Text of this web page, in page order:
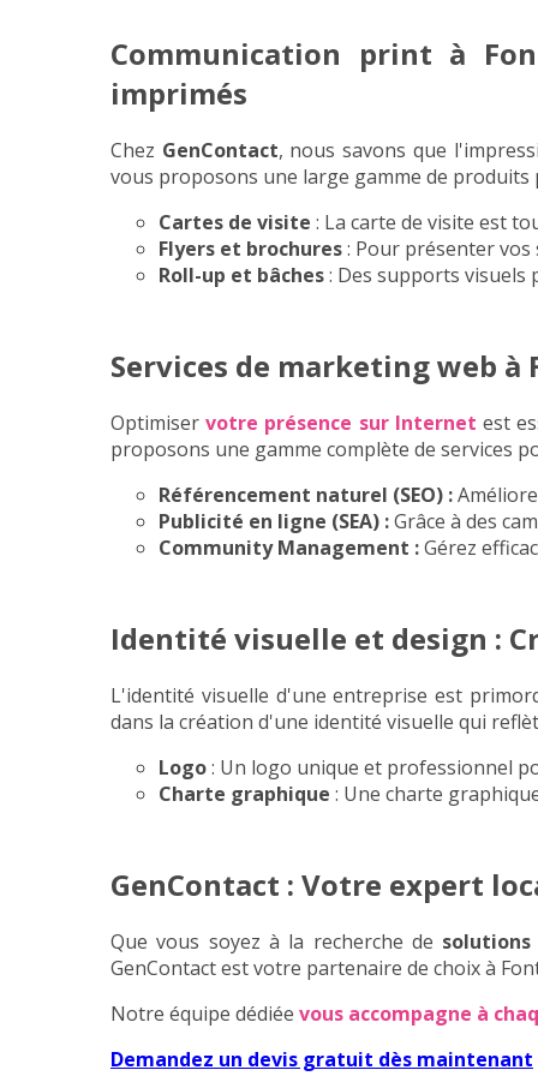
Communication print à
imprimés
Chez GenContact, nous savons que
vous proposons une large gamme de
Cartes de visite : La carte de visite est
Flyers et brochures: Pour présenter
Roll-up et bâches: Des supports visuels
Services de marketing web
Optimiservotre présence sur Internet est
proposons une gamme complète de services
Référencement naturel (SEO) :
Publicité en ligne (SEA) :Grâce à des
Community Management :Gérez
Identité visuelle et design :
L'identité visuelle d'une entreprise est
dans la création d'une identité visuelle qui
Logo: Un logo unique et professionnel
Charte graphique : Une charte
GenContact : Votre expert
Que vous soyez à la recherche de
GenContact est votre partenaire de choix à
Notre équipe dédiée vous accompagne à
Demandez un devis gratuit dès maintenant